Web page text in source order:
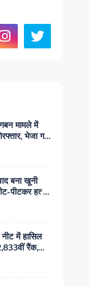
मामले में
भेजा गया
बना खूनी
पीटकर हत्या;
में हासिल
रैंक,
सफलता का